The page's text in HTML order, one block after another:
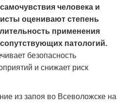
человека и
оценивают степень
применения
патологий.
безопасность
и снижает риск
из запоя во Всеволожске на